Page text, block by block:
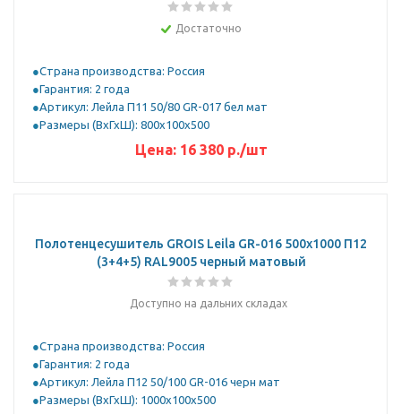
Достаточно
Страна производства: Россия
Гарантия: 2 года
Артикул: Лейла П11 50/80 GR-017 бел мат
Размеры (ВхГхШ): 800х100х500
Цена: 16 380р./шт
Полотенцесушитель GROIS Leila GR-016 500х1000 П12
(3+4+5) RAL9005 черный матовый
Доступно на дальних складах
Страна производства: Россия
Гарантия: 2 года
Артикул: Лейла П12 50/100 GR-016 черн мат
Размеры (ВхГхШ): 1000х100х500